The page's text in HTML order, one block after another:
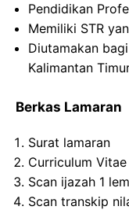
Pendidikan
Memiliki STR
Diutamakan
Kalimantan
Berkas Lamaran
Surat lamaran
Curriculum Vitae
Scan ijazah 1
Scan transkip